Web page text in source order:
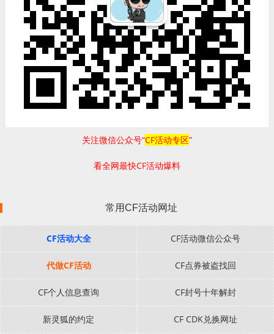
关注微信公众号“CF活动专区”
看全网最快CF活动爆料
常用CF活动网址
CF活动大全 CF活动微信公众号
代做CF活动 CF点券被盗找回
CF个人信息查询 CF封号十年解封
新灵狐的约定 CF CDK兑换网址